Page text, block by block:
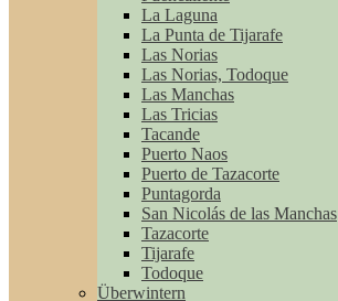
La Laguna
La Punta de Tijarafe
Las Norias
Las Norias, Todoque
Las Manchas
Las Tricias
Tacande
Puerto Naos
Puerto de Tazacorte
Puntagorda
San Nicolás de las Manchas
Tazacorte
Tijarafe
Todoque
Überwintern